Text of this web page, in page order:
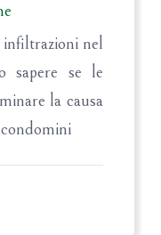
infiltrazioni nel
sapere se le
la causa